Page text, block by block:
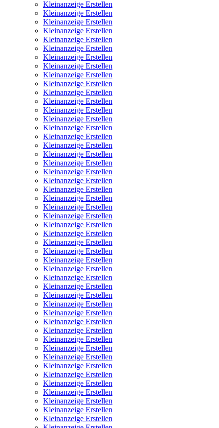
Kleinanzeige Erstellen
Kleinanzeige Erstellen
Kleinanzeige Erstellen
Kleinanzeige Erstellen
Kleinanzeige Erstellen
Kleinanzeige Erstellen
Kleinanzeige Erstellen
Kleinanzeige Erstellen
Kleinanzeige Erstellen
Kleinanzeige Erstellen
Kleinanzeige Erstellen
Kleinanzeige Erstellen
Kleinanzeige Erstellen
Kleinanzeige Erstellen
Kleinanzeige Erstellen
Kleinanzeige Erstellen
Kleinanzeige Erstellen
Kleinanzeige Erstellen
Kleinanzeige Erstellen
Kleinanzeige Erstellen
Kleinanzeige Erstellen
Kleinanzeige Erstellen
Kleinanzeige Erstellen
Kleinanzeige Erstellen
Kleinanzeige Erstellen
Kleinanzeige Erstellen
Kleinanzeige Erstellen
Kleinanzeige Erstellen
Kleinanzeige Erstellen
Kleinanzeige Erstellen
Kleinanzeige Erstellen
Kleinanzeige Erstellen
Kleinanzeige Erstellen
Kleinanzeige Erstellen
Kleinanzeige Erstellen
Kleinanzeige Erstellen
Kleinanzeige Erstellen
Kleinanzeige Erstellen
Kleinanzeige Erstellen
Kleinanzeige Erstellen
Kleinanzeige Erstellen
Kleinanzeige Erstellen
Kleinanzeige Erstellen
Kleinanzeige Erstellen
Kleinanzeige Erstellen
Kleinanzeige Erstellen
Kleinanzeige Erstellen
Kleinanzeige Erstellen